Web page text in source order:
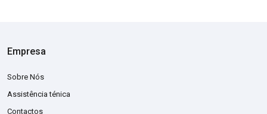
Empresa
Sobre Nós
Assistência ténica
Contactos